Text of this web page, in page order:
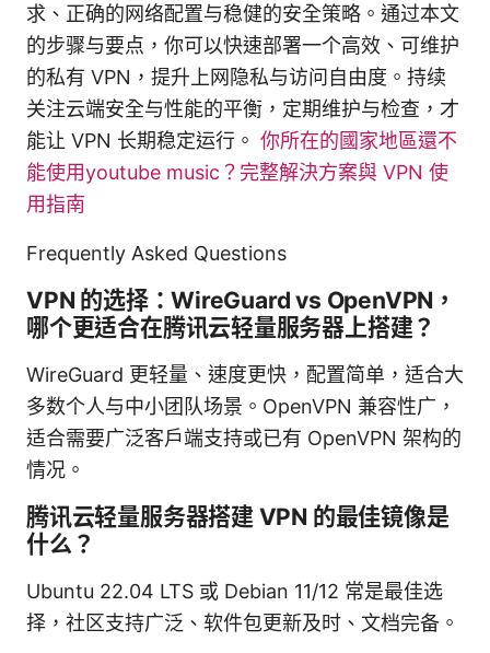
求、正确的网络配置与稳健的安全策略。通过本文
的步骤与要点，你可以快速部署一个高效、可维护
的私有 VPN，提升上网隐私与访问自由度。持续
关注云端安全与性能的平衡，定期维护与检查，才
能让 VPN 长期稳定运行。 你所在的國家地區還不
能使用youtube music？完整解決方案與 VPN 使
用指南
Frequently Asked Questions
VPN 的选择：WireGuard vs OpenVPN，
哪个更适合在腾讯云轻量服务器上搭建？
WireGuard 更轻量、速度更快，配置简单，适合大
多数个人与中小团队场景。OpenVPN 兼容性广，
适合需要广泛客户端支持或已有 OpenVPN 架构的
情况。
腾讯云轻量服务器搭建 VPN 的最佳镜像是
什么？
Ubuntu 22.04 LTS 或 Debian 11/12 常是最佳选
择，社区支持广泛、软件包更新及时、文档完备。